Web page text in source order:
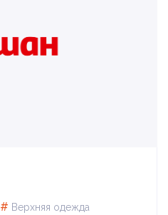
# Верхняя одежда